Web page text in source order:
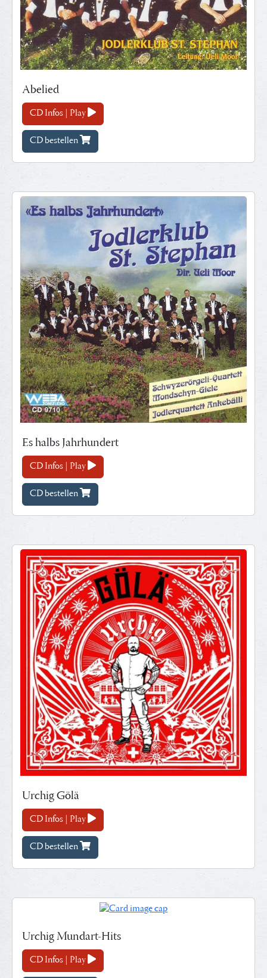
Abelied
CD Infos | Play
CD bestellen
Es halbs Jahrhundert
CD Infos | Play
CD bestellen
Urchig Gölä
CD Infos | Play
CD bestellen
Urchig Mundart-Hits
CD Infos | Play